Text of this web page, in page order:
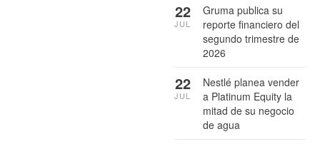
Gruma publica su
reporte financiero del
segundo trimestre de
2026
22
JUL
Nestlé planea vender
a Platinum Equity la
mitad de su negocio
de agua
22
JUL